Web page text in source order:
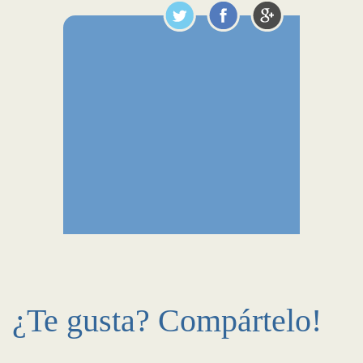
¿Te gusta? Compártelo!